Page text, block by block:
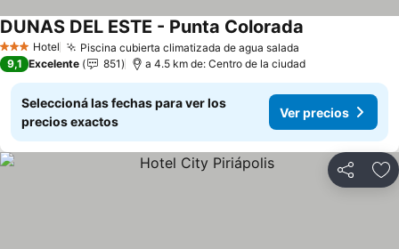
3 Estrellas
Hotel Piscina cubierta climatizada de agua salada
DUNAS DEL ESTE - Punta Colorada
9,1 Excelente 851 a 4.5 km de: Centro de la ciudad
Seleccioná las fechas para ver los
precios exactos
Ver precios
Compartir